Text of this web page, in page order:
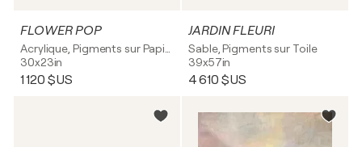
FLOWER POP
30x23in
1 120 $US
JARDIN FLEURI
Sable, Pigments sur Toile
39x57in
4 610 $US